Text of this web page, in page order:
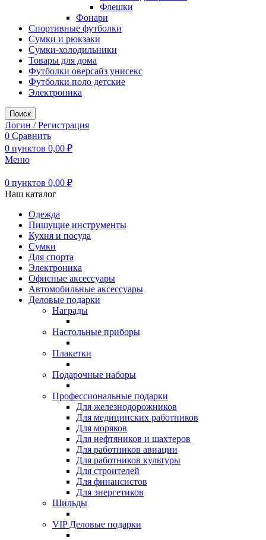
Флешки
Фонари
Спортивные футболки
Сумки и рюкзаки
Сумки-холодильники
Товары для дома
Футболки оверсайз унисекс
Футболки поло детские
Электроника
Поиск
Логин / Регистрация
0 Сравнить
0 пунктов 0,00 ₽
Меню
0 пунктов 0,00 ₽
Наш каталог
Одежда
Пишущие инструменты
Кухня и посуда
Сумки
Для спорта
Электроника
Офисные аксессуары
Автомобильные аксессуары
Деловые подарки
Награды
Настольные приборы
Плакетки
Подарочные наборы
Профессиональные подарки
Для железнодорожников
Для медицинских работников
Для моряков
Для нефтяников и шахтеров
Для работников авиации
Для работников культуры
Для строителей
Для финансистов
Для энергетиков
Шильды
VIP Деловые подарки